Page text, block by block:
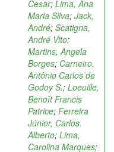
Cesar; Lima, Ana
Maria Silva; Jack,
André; Scatigna,
André Vito;
Martins, Angela
Borges; Carneiro,
Antônio Carlos de
Godoy S.; Loeuille,
Benoît Francis
Patrice; Ferreira
Júnior, Carlos
Alberto; Lima,
Carolina Marques;